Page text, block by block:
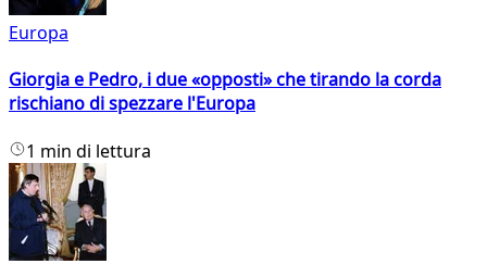
Europa
Giorgia e Pedro, i due «opposti» che tirando la corda
rischiano di spezzare l'Europa
1 min di lettura